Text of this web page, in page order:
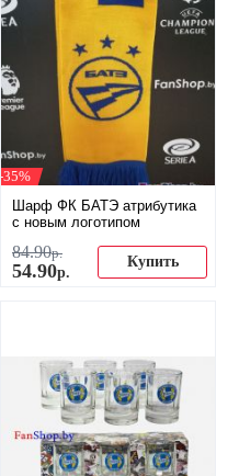
-35%
Шарф ФК БАТЭ атрибутика
с новым логотипом
84.90р.
54.90р.
Купить